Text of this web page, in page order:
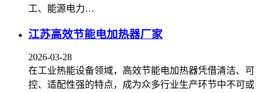
工、能源电力…
江苏高效节能电加热器厂家
2026-03-28
在工业热能设备领域，高效节能电加热器凭借清洁、可
控、适配性强的特点，成为众多行业生产环节中不可或